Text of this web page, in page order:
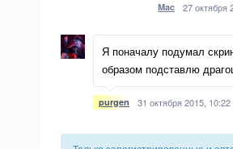
Mac 27 октября
Я поначалу подумал
образом подставлю
purgen 31 октября 2015, 10:22